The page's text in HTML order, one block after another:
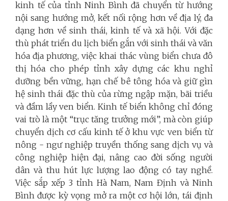
kinh tế của tỉnh Ninh Bình đã chuyển từ hướng
nội sang hướng mở, kết nối rộng hơn về địa lý, đa
dạng hơn về sinh thái, kinh tế và xã hội. Với đặc
thù phát triển du lịch biển gắn với sinh thái và văn
hóa địa phương, việc khai thác vùng biển chưa đô
thị hóa cho phép tỉnh xây dựng các khu nghỉ
dưỡng bền vững, hạn chế bê tông hóa và giữ gìn
hệ sinh thái đặc thù của rừng ngập mặn, bãi triều
và đầm lầy ven biển. Kinh tế biển không chỉ đóng
vai trò là một “trục tăng trưởng mới”, mà còn giúp
chuyển dịch cơ cấu kinh tế ở khu vực ven biển từ
nông - ngư nghiệp truyền thống sang dịch vụ và
công nghiệp hiện đại, nâng cao đời sống người
dân và thu hút lực lượng lao động có tay nghề.
Việc sắp xếp 3 tỉnh Hà Nam, Nam Định và Ninh
Bình được kỳ vọng mở ra một cơ hội lớn, tái định